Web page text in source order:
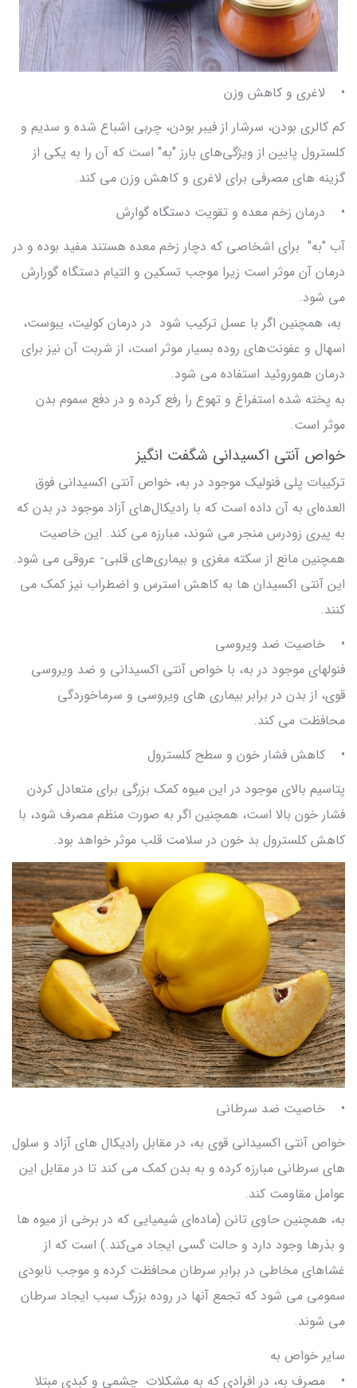
• لاغری و کاهش وزن
کم کالری بودن، سرشار از فیبر بودن، چربی اشباع شده و سدیم و
کلسترول پایین از ویژگی‌های بارز "به" است که آن را به یکی از
گزینه های مصرفی برای لاغری و کاهش وزن می کند.
• درمان زخم معده و تقویت دستگاه گوارش
آب "به" برای اشخاصی که دچار زخم معده هستند مفید بوده و در
درمان آن موثر است زیرا موجب تسکین و التیام دستگاه گورارش
می شود.
به، همچنین اگر با عسل ترکیب شود در درمان کولیت، یبوست،
اسهال و عفونت‌های روده بسیار موثر است، از شربت آن نیز برای
درمان هموروئید استفاده می شود.
به پخته شده استفراغ و تهوع را رفع کرده و در دفع سموم بدن
موثر است.
خواص آنتی اکسیدانی شگفت انگیز
ترکیبات پلی فنولیک موجود در به، خواص آنتی اکسیدانی فوق
العده‌ای به آن داده است که با رادیکال‌های آزاد موجود در بدن که
به پیری زودرس منجر می شوند، مبارزه می کند. این خاصیت
همچنین مانع از سکته مغزی و بیماری‌های قلبی- عروقی می شود.
این آنتی اکسیدان ها به کاهش استرس و اضطراب نیز کمک می
کنند.
• خاصیت ضد ویروسی
فنولهای موجود در به، با خواص آنتی اکسیدانی و ضد ویروسی
قوی، از بدن در برابر بیماری های ویروسی و سرماخوردگی
محافظت می کند.
• کاهش فشار خون و سطح کلسترول
پتاسیم بالای موجود در این میوه کمک بزرگی برای متعادل کردن
فشار خون بالا است، همچنین اگر به صورت منظم مصرف شود، با
کاهش کلسترول بد خون در سلامت قلب موثر خواهد بود.
• خاصیت ضد سرطانی
خواص آنتی اکسیدانی قوی به، در مقابل رادیکال های آزاد و سلول
های سرطانی مبارزه کرده و به بدن کمک می کند تا در مقابل این
عوامل مقاومت کند.
به، همچنین حاوی تانن (ماده‌ای شیمیایی که در برخی از میوه ها
و بذرها وجود دارد و حالت گسی ایجاد می‌کند.) است که از
غشاهای مخاطی در برابر سرطان محافظت کرده و موجب نابودی
سمومی می شود که تجمع آنها در روده بزرگ سبب ایجاد سرطان
می شوند.
سایر خواص به
• مصرف به، در افرادی که به مشکلات چشمی و کبدی مبتلا